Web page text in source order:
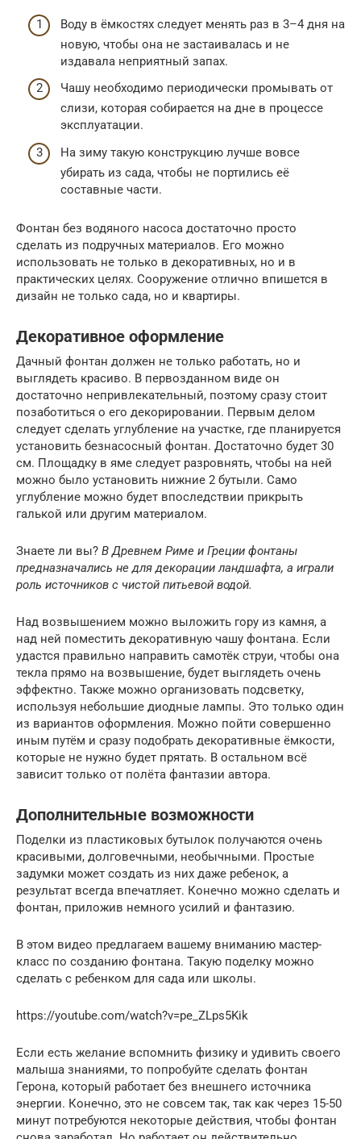
Воду в ёмкостях следует менять раз в 3–4 дня на
новую, чтобы она не застаивалась и не
издавала неприятный запах.
Чашу необходимо периодически промывать от
слизи, которая собирается на дне в процессе
эксплуатации.
На зиму такую конструкцию лучше вовсе
убирать из сада, чтобы не портились её
составные части.
Фонтан без водяного насоса достаточно просто
сделать из подручных материалов. Его можно
использовать не только в декоративных, но и в
практических целях. Сооружение отлично впишется в
дизайн не только сада, но и квартиры.
Декоративное оформление
Дачный фонтан должен не только работать, но и
выглядеть красиво. В первозданном виде он
достаточно непривлекательный, поэтому сразу стоит
позаботиться о его декорировании. Первым делом
следует сделать углубление на участке, где планируется
установить безнасосный фонтан. Достаточно будет 30
см. Площадку в яме следует разровнять, чтобы на ней
можно было установить нижние 2 бутыли. Само
углубление можно будет впоследствии прикрыть
галькой или другим материалом.
Знаете ли вы? В Древнем Риме и Греции фонтаны
предназначались не для декорации ландшафта, а играли
роль источников с чистой питьевой водой.
Над возвышением можно выложить гору из камня, а
над ней поместить декоративную чашу фонтана. Если
удастся правильно направить самотёк струи, чтобы она
текла прямо на возвышение, будет выглядеть очень
эффектно. Также можно организовать подсветку,
используя небольшие диодные лампы. Это только один
из вариантов оформления. Можно пойти совершенно
иным путём и сразу подобрать декоративные ёмкости,
которые не нужно будет прятать. В остальном всё
зависит только от полёта фантазии автора.
Дополнительные возможности
Поделки из пластиковых бутылок получаются очень
красивыми, долговечными, необычными. Простые
задумки может создать из них даже ребенок, а
результат всегда впечатляет. Конечно можно сделать и
фонтан, приложив немного усилий и фантазию.
В этом видео предлагаем вашему вниманию мастер-
класс по созданию фонтана. Такую поделку можно
сделать с ребенком для сада или школы.
https://youtube.com/watch?v=pe_ZLps5Kik
Если есть желание вспомнить физику и удивить своего
малыша знаниями, то попробуйте сделать фонтан
Герона, который работает без внешнего источника
энергии. Конечно, это не совсем так, так как через 15-50
минут потребуются некоторые действия, чтобы фонтан